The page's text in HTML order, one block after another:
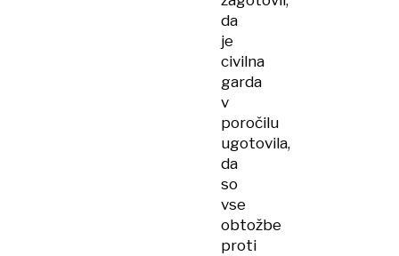
da
je
civilna
garda
v
poročilu
ugotovila,
da
so
vse
obtožbe
proti